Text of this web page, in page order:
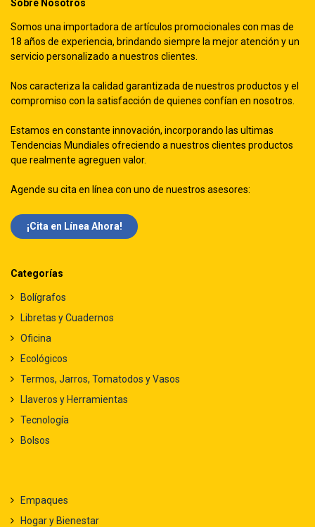
Sobre Nosotros
Somos una importadora de artículos promocionales con mas de
18 años de experiencia, brindando siempre la mejor atención y un
servicio personalizado a nuestros clientes.
Nos caracteriza la calidad garantizada de nuestros productos y el
compromiso con la satisfacción de quienes confían en nosotros.
Estamos en constante innovación, incorporando las ultimas
Tendencias Mundiales ofreciendo a nuestros clientes productos
que realmente agreguen valor.
Agende su cita en línea con uno de nuestros asesores:
¡Cita en Línea Ah​​ora!
Categorías
Bolígrafos
Libretas y Cuadernos
Oficina
Ecológicos
Termos, Jarros, Tomatodos y Vasos
Llaveros y Herramientas
Tecnología
Bolsos
Empaques
Hogar y Bienestar